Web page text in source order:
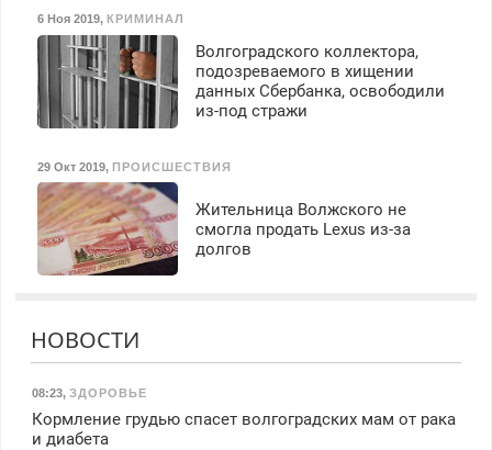
6 Ноя 2019, КРИМИНАЛ
Волгоградского коллектора,
подозреваемого в хищении
данных Сбербанка, освободили
из-под стражи
29 Окт 2019, ПРОИСШЕСТВИЯ
Жительница Волжского не
смогла продать Lexus из-за
долгов
НОВОСТИ
08:23, ЗДОРОВЬЕ
Кормление грудью спасет волгоградских мам от рака
и диабета